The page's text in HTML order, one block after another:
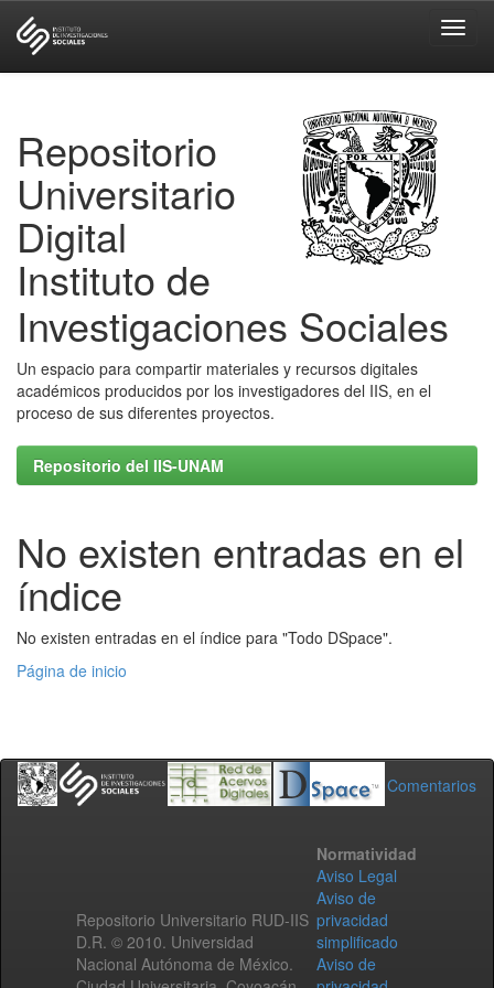
Repositorio
Universitario
Digital
Instituto de
Investigaciones Sociales
Un espacio para compartir materiales y recursos digitales
académicos producidos por los investigadores del IIS, en el
proceso de sus diferentes proyectos.
Repositorio del IIS-UNAM
No existen entradas en el
índice
No existen entradas en el índice para "Todo DSpace".
Página de inicio
Comentarios
Repositorio Universitario RUD-IIS
D.R. © 2010. Universidad
Nacional Autónoma de México.
Normatividad
Aviso Legal
Aviso de
privacidad
simplificado
Aviso de